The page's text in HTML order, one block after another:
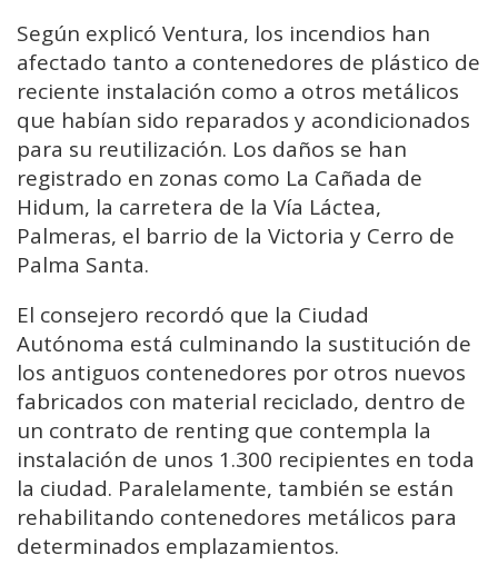
Según explicó Ventura, los incendios han
afectado tanto a contenedores de plástico de
reciente instalación como a otros metálicos
que habían sido reparados y acondicionados
para su reutilización. Los daños se han
registrado en zonas como La Cañada de
Hidum, la carretera de la Vía Láctea,
Palmeras, el barrio de la Victoria y Cerro de
Palma Santa.
El consejero recordó que la Ciudad
Autónoma está culminando la sustitución de
los antiguos contenedores por otros nuevos
fabricados con material reciclado, dentro de
un contrato de renting que contempla la
instalación de unos 1.300 recipientes en toda
la ciudad. Paralelamente, también se están
rehabilitando contenedores metálicos para
determinados emplazamientos.